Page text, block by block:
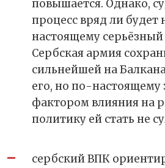
повышается. Однако,
процесс вряд ли будет
настоящему серьёзный
Сербская армия
сильнейшей на
его, но по-
фактором влияния на
политику ей стать не
сербский ВПК